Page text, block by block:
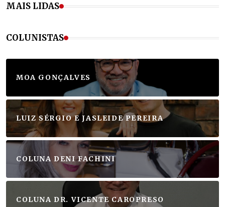
MAIS LIDAS
COLUNISTAS
MOA GONÇALVES
LUIZ SÉRGIO E JASLEIDE PEREIRA
COLUNA DENI FACHINI
COLUNA DR. VICENTE CAROPRESO